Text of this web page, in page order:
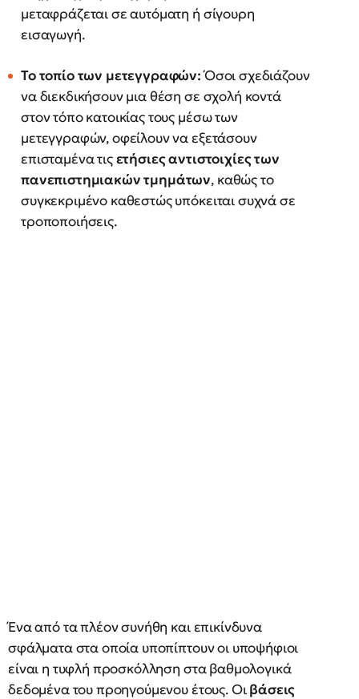
μεταφράζεται σε αυτόματη ή σίγουρη
εισαγωγή.
Το τοπίο των μετεγγραφών:Όσοι σχεδιάζουν
να διεκδικήσουν μια θέση σε σχολή κοντά
στον τόπο κατοικίας τους μέσω των
μετεγγραφών, οφείλουν να εξετάσουν
επισταμένα τιςετήσιες αντιστοιχίες των
πανεπιστημιακών τμημάτων, καθώς το
συγκεκριμένο καθεστώς υπόκειται συχνά σε
τροποποιήσεις.
Ένα από τα πλέον συνήθη και επικίνδυνα
σφάλματα στα οποία υποπίπτουν οι υποψήφιοι
είναι η τυφλή προσκόλληση στα βαθμολογικά
δεδομένα του προηγούμενου έτους. Οιβάσεις